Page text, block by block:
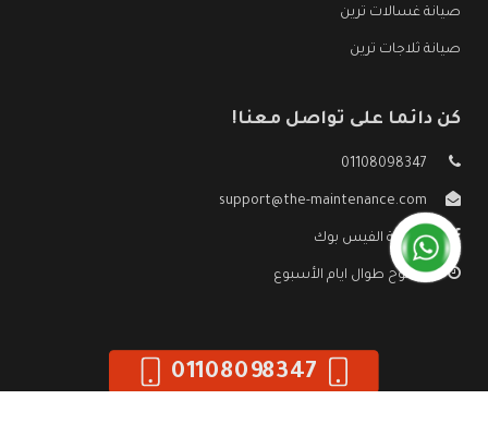
صيانة غسالات ترين
صيانة ثلاجات ترين
كن دائما على تواصل معنا!
01108098347
support@the-maintenance.com
صفحة الفيس بوك
مفتوح طوال ايام الأسبوع
01108098347